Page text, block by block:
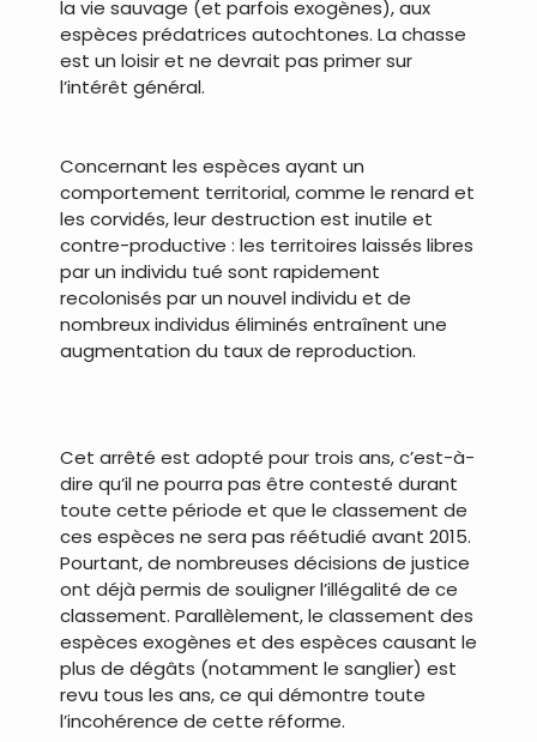
la vie sauvage (et parfois exogènes), aux
espèces prédatrices autochtones. La chasse
est un loisir et ne devrait pas primer sur
l’intérêt général.
Concernant les espèces ayant un
comportement territorial, comme le renard et
les corvidés, leur destruction est inutile et
contre-productive : les territoires laissés libres
par un individu tué sont rapidement
recolonisés par un nouvel individu et de
nombreux individus éliminés entraînent une
augmentation du taux de reproduction.
Cet arrêté est adopté pour trois ans, c’est-à-
dire qu’il ne pourra pas être contesté durant
toute cette période et que le classement de
ces espèces ne sera pas réétudié avant 2015.
Pourtant, de nombreuses décisions de justice
ont déjà permis de souligner l’illégalité de ce
classement. Parallèlement, le classement des
espèces exogènes et des espèces causant le
plus de dégâts (notamment le sanglier) est
revu tous les ans, ce qui démontre toute
l’incohérence de cette réforme.